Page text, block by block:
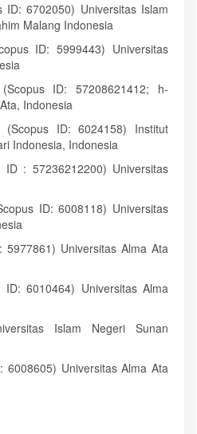
ID: 6702050) Universitas Islam
Malang Indonesia
ID: 5999443) Universitas
ID: 57208621412; h-
Indonesia
ID: 6024158) Institut
Indonesia, Indonesia
ID : 57236212200) Universitas
ID: 6008118) Universitas
5977861) Universitas Alma Ata
6010464) Universitas Alma
Islam Negeri Sunan
6008605) Universitas Alma Ata